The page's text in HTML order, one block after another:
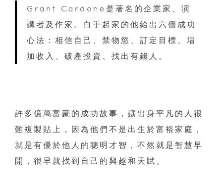
Grant Cardone是著名的企業家、演
講者及作家。白手起家的他給出六個成功
心法：相信自己、禁物慾、訂定目標、增
加收入、破產投資、找出有錢人。
許多億萬富豪的成功故事，讓出身平凡的人很
難複製貼上，因為他們不是出生於富裕家庭，
就是有優於他人的聰明才智，不然就是智慧早
開，很早就找到自己的興趣和天賦。